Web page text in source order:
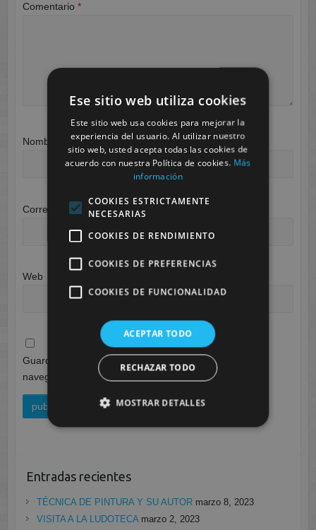
Comentario *
Nombre
Correo electrónico*
Web
Guarda mi nombre, correo electrónico y web en este
navegador para la próxima vez que comente.
Entradas recientes
TÉCNICA DE PINTURA Y SU AUTOR marzo 8, 2023
VISITA A LA LUDOTECA marzo 2, 2023
Ese sitio web utiliza cookies
Este sitio web usa cookies para mejorar la
experiencia del usuario. Al utilizar nuestro
sitio web, usted acepta todas las cookies de
acuerdo con nuestra Política de cookies. Más
información
COOKIES ESTRICTAMENTE
NECESARIAS
COOKIES DE RENDIMIENTO
COOKIES DE PREFERENCIAS
COOKIES DE FUNCIONALIDAD
ACEPTAR TODO
RECHAZAR TODO
MOSTRAR DETALLES